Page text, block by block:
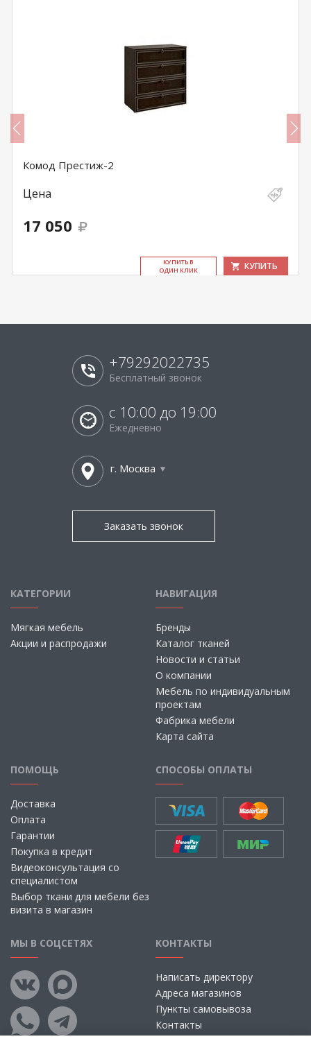
Комод Престиж-2
Цена
17 050
КУ­ПИТЬ В
ОДИН КЛИК
КУПИТЬ
+79292022735
Бесплатный звонок
с 10:00 до 19:00
Ежедневно
г. Москва
Заказать звонок
КАТЕГОРИИ
Мягкая мебель
Акции и распродажи
НАВИГАЦИЯ
Бренды
Каталог тканей
Новости и статьи
О компании
Мебель по индивидуальным
проектам
Фабрика мебели
Карта сайта
ПОМОЩЬ
Доставка
Оплата
Гарантии
Покупка в кредит
Видеоконсультация со
специалистом
Выбор ткани для мебели без
визита в магазин
СПОСОБЫ ОПЛАТЫ
МЫ В СОЦСЕТЯХ КОНТАКТЫ
Написать директору
Адреса магазинов
Пункты самовывоза
Контакты